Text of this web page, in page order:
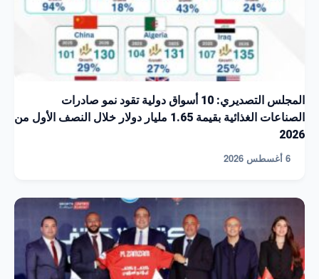
المجلس التصديري: 10 أسواق دولية تقود نمو صادرات
الصناعات الغذائية بقيمة 1.65 مليار دولار خلال النصف الأول من
2026
6 أغسطس 2026